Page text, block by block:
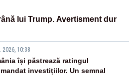
lui Trump. Avertisment dur
2026, 10:38
își păstrează ratingul
investițiilor. Un semnal